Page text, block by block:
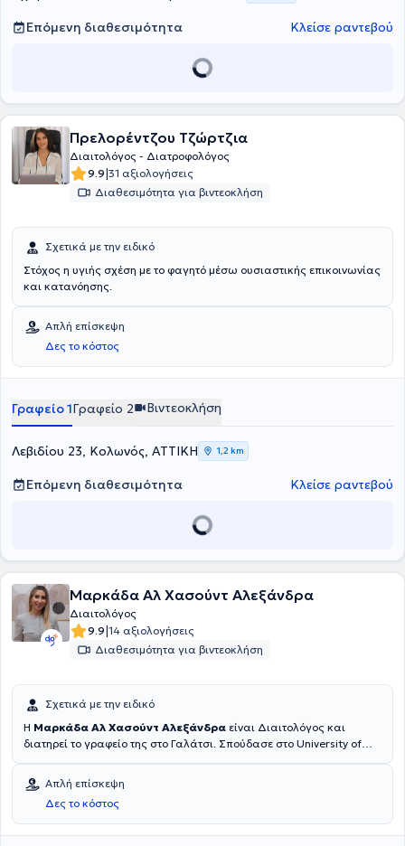
Επόμενη διαθεσιμότητα Κλείσε ραντεβού
Πρελορέντζου Τζώρτζια
Διαιτολόγος - Διατροφολόγος
9.9|31 αξιολογήσεις
Διαθεσιμότητα για βιντεοκλήση
Σχετικά με την ειδικό
Στόχος η υγιής σχέση με το φαγητό μέσω ουσιαστικής επικοινωνίας
και κατανόησης.
Απλή επίσκεψη
Δες το κόστος
Γραφείο 1Γραφείο 2 Βιντεοκλήση
Λεβιδίου 23, Κολωνός, ΑΤΤΙΚΗ 1,2 km
Επόμενη διαθεσιμότητα Κλείσε ραντεβού
Μαρκάδα Αλ Χασούντ Αλεξάνδρα
Διαιτολόγος
9.9|14 αξιολογήσεις
Διαθεσιμότητα για βιντεοκλήση
Σχετικά με την ειδικό
Η Μαρκάδα Αλ Χασούντ Αλεξάνδρα είναι Διαιτολόγος και
διατηρεί το γραφείο της στο Γαλάτσι. Σπούδασε στο University of
ιατρείο του Πανεπιστημιακού Γενικού Νοσοκομείου "Αττικόν" και στο
Νοσοκομείο Μεταξά. Έχει πληθώρα εμπειρίας και αναλαμβάνει
θέματα όπως η αντιμετώπιση του σακχαρώδη διαβήτη,
παχυσαρκία, διατροφικές διαταραχές, διατροφική συμβουλευτική,
Απλή επίσκεψη
Δες το κόστος